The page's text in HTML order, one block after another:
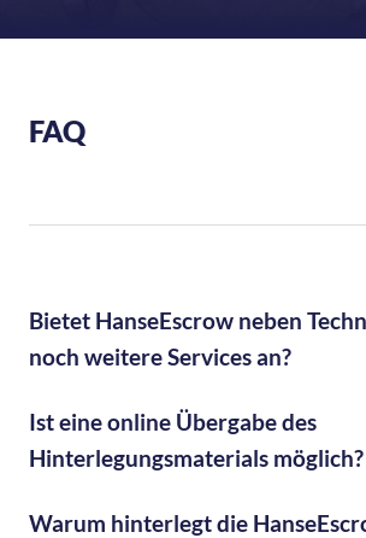
FAQ
Bietet HanseEscrow neben
noch weitere Services an?
Ist eine online Übergabe des
Hinterlegungsmaterials möglich?
Warum hinterlegt die